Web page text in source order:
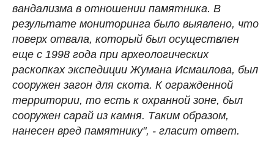
вандализма в отношении памятника. В
результате мониторинга было выявлено, что
поверх отвала, который был осуществлен
еще с 1998 года при археологических
раскопках экспедиции Жумана Исмаилова, был
сооружен загон для скота. К огражденной
территории, то есть к охранной зоне, был
сооружен сарай из камня. Таким образом,
нанесен вред памятнику", - гласит ответ.